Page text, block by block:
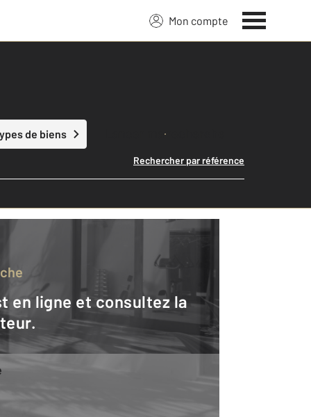
Mon compte
de biens Lancer ma recherche
Rechercher par référence